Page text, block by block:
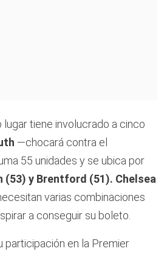
lugar tiene involucrado a cinco
—chocará contra el
55 unidades y se ubica por
(53) y Brentford (51). Chelsea
varias combinaciones
a conseguir su boleto.
participación en la Premier